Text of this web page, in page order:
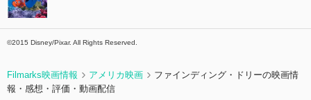
©2015 Disney/Pixar. All Rights Reserved.
Filmarks映画情報 アメリカ映画
ファインディング・ドリーの映画情
報・感想・評価・動画配信